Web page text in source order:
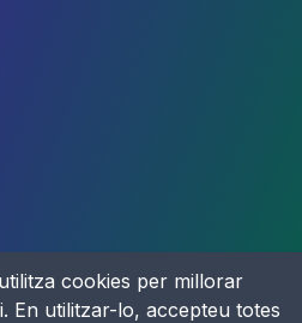
cookies per millorar
En utilitzar-lo, accepteu totes